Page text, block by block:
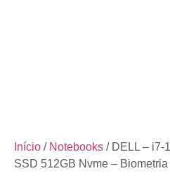
Início / Notebooks / DELL – i7-
SSD 512GB Nvme –